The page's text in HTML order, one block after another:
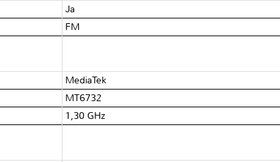
Ja
FM
MediaTek
MT6732
1,30 GHz